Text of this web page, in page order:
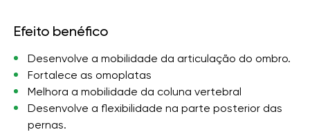
Efeito benéfico
Desenvolve a mobilidade da articulação do ombro.
Fortalece as omoplatas
Melhora a mobilidade da coluna vertebral
Desenvolve a flexibilidade na parte posterior das
pernas.